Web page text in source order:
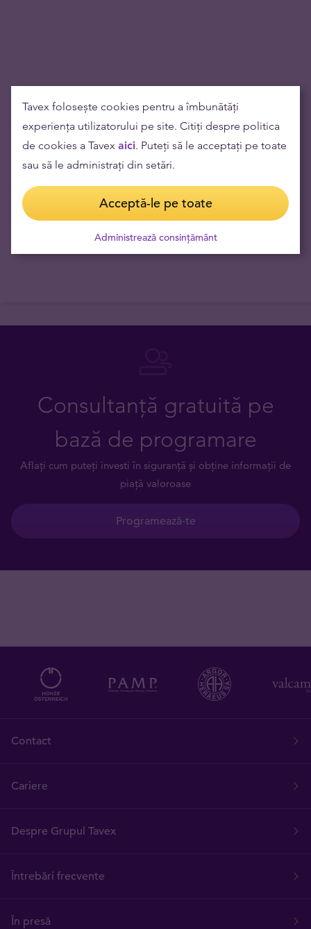
Consultanță gratuită pe
bază de programare
Aflați cum puteți investi în siguranță și obține informații de
piață valoroase
Programează-te
Contact
Cariere
Despre Grupul Tavex
Întrebări frecvente
În presă
Tavex folosește cookies pentru a îmbunătăți
experiența utilizatorului pe site. Citiți despre politica
de cookies a Tavex aici. Puteți să le acceptați pe toate
sau să le administrați din setări.
Acceptă-le pe toate
Administrează consințământ